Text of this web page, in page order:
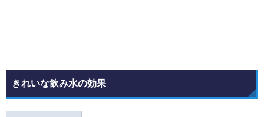
きれいな飲み水の効果